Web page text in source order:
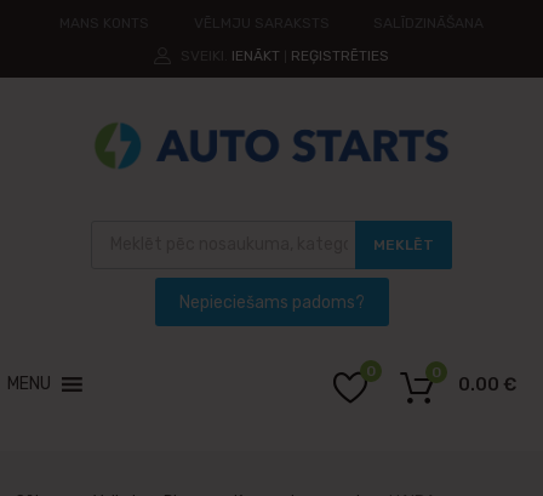
IENĀKT REĢISTRĒTIES
MEKLĒT
MENU
0
0.00 €
0